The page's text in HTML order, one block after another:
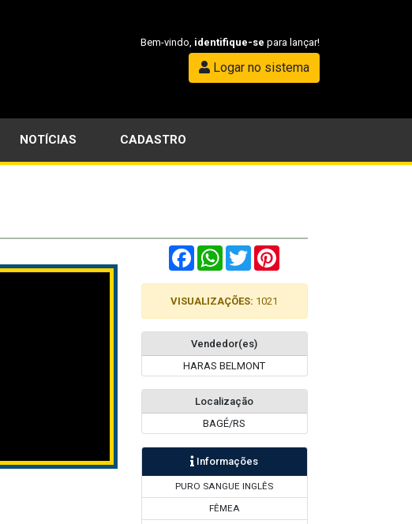
Bem-vindo, identifique-se para lançar!
Logar no sistema
NOTÍCIAS CADASTRO
FacebookWhatsApp
Twitter
VISUALIZAÇÕES: 1021
Vendedor(es)
HARAS BELMONT
Localização
BAGÉ/RS
Informações
PURO SANGUE INGLÊS
FÊMEA